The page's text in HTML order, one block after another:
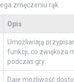
zmęczeniu rąk.
Opis
Umożliwiają
funkcji, co zwiększa
podczas gry.
Daje możliwość